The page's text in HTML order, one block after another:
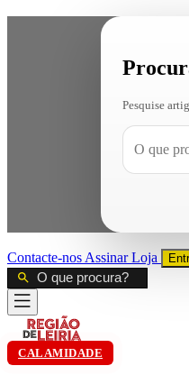
Pesquise
Contacte-nos AssinarLoja
CALAMIDADE